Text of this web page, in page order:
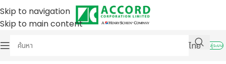
Skip to navigation
Skip to main content
ไทย
เข้าสู่ระบบ